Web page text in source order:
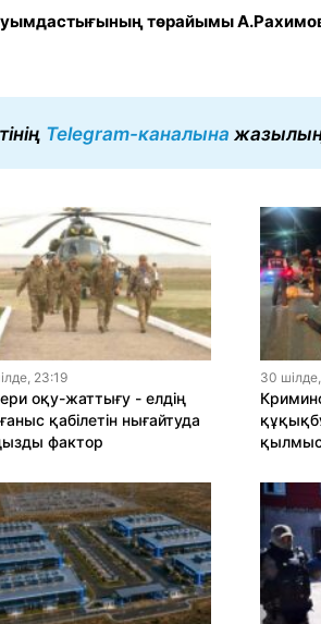
төрайымы
Telegram-каналына
23:19
оқу-жаттығу - елдің
қабілетін нығайтуда
фактор
30